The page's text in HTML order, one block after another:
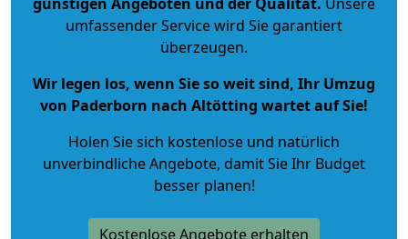
umfassender Service wird Sie garantiert
überzeugen.
Wir legen los, wenn Sie so weit sind, Ihr Umzug
von Paderborn nach Altötting wartet auf Sie!
Holen Sie sich kostenlose und natürlich
unverbindliche Angebote, damit Sie Ihr Budget
besser planen!
Kostenlose Angebote erhalten